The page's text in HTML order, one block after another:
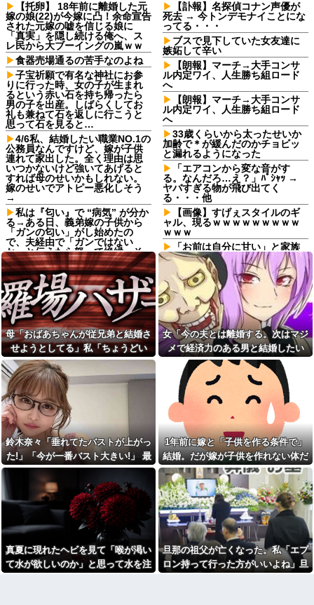
【托卵】 18年前に離婚した元
嫁の娘(22)が今嫁に凸！余命宣告
された元嫁の嘘を信じる娘に
「真実」を隠し続ける俺へ、ス
レ民から大ブーイングの嵐ｗｗ
食器売場通るの苦手なのよね
子宝祈願で有名な神社にお参
りに行った時、女の子が生まれ
るという赤い石を持ち帰ったら
男の子を出産。しばらくしてお
礼も兼ねて石を返しに行こうと
思って石を見ると…
4/6私、結婚したい職業NO.1の
公務員なんですけど、嫁が子供
連れて家出した。全く理由は思
いつかないけど強いてあげると
すれば母のせいかもしれない。
嫁のせいでアトピー悪化しそう
→
私は『匂い』で “病気” が分か
る→ある日、義弟嫁の子供から
「ガンの匂い」がし始めたの
で、夫経由で「ガンではない
か」と伝えたら怒って絶縁、そ
の結果・・・
出張から帰ったら、嫁の顔が
青ざめていた。俺「一体何があ
ったんだ？」嫁「…」→子供た
ちに話を聞くと…
アルバイトの教育で悩んで
る。その人はマニュアルを暗記
して機械のように繰り返すロボ
ットタイプ
トメ「里帰りは？実家は？う
ちに来る？」私「全部気遣って
くれてるのは分かるけど…」→
善意だからこそ断れなくて…
野球部の中学生男子です。他
人の物を壊したくないのに壊し
てしまいます
SCでとうとうセコケチに遭遇
した。荷物持って「家まで送っ
てくれない」って言ってきて...
【後編】結婚直後に祖父が亡
くなり落ち込んでたら嫁に「い
つまでくよくよしてるの？」と
言われた。お義父さんやお義母
さんの負担もなくなったし良か
ったと...
賃貸物件を内覧中、ベランダ
に出たら突然ゾワッと両腕に鳥
肌が出た。「やっぱりこの部屋
嫌だ」と思った瞬間、体が前に
【訃報】名探偵コナン声優が
死去 → 今トンデモナイことにな
ってる・・・
ブスで見下していた女友達に
嫉妬して辛い
【朗報】マーチ→大手コンサ
ル内定ワイ、人生勝ち組ロード
へ
【朗報】マーチ→大手コンサ
ル内定ワイ、人生勝ち組ロード
へ
33歳くらいから太ったせいか
加齢で＊が緩んだのかチョビッ
と漏れるようになった
「エアコンから変な音がす
る。なんだろ…え？」ﾊﾟｼｬｯ →
ヤバすぎる物が飛び出てく
る・・・他
【画像】すげぇスタイルのギ
ャル、現るｗｗｗｗｗｗｗｗｗ
ｗｗｗ
「お前は自分に甘い」と家族
に責められ育った私…３０歳の
時、真夏に重度の熱中症で救急
搬送された結果→会社の人たち
から叩きつけられた「衝撃の事
実」に絶句
「お前は自分に甘い」と家族
に責められ育った私…３０歳の
時、真夏に重度の熱中症で救急
搬送された結果→会社の人たち
から叩きつけられた「衝撃の事
実」に絶句
会社の仲良しメンバーで忘年
会をした。社員Ａ「呼ばれてな
い！」私（なぜ今年も呼ばれる
と思うのか…）→ Ａは『食べ
物』になると豹変・・・
【修羅場】不妊と判明した
夫、前妻の娘に「実の子じゃな
い！」と訴えた結果ｗｗｗｗ
33歳くらいから太ったせいか
加齢で＊が緩んだのかチョビッ
と漏れるようになった
【怒り】婚約者が直属の上司
と浮気発覚！会社を辞めるハメ
になった件www
33歳くらいから太ったせいか
加齢で＊が緩んだのかチョビッ
と漏れるようになった
相手がどんなパイプ持ってい
るかも知れないのに…
母「おばあちゃんが従兄弟と結婚さ
せようとしてる」私「ちょうどい
い、その話利用するわ」→3日後に
まさかの展開…
女「今の夫とは離婚する。次はマジ
メで経済力のある男と結婚したい
な」私「幸せになってね！」→産科
の授乳室で出会った女性のその後
鈴木奈々「垂れてたバストが上がっ
た!」「今が一番バスト大きい!」 最
新の身長・体重も報告
1年前に嫁と「子供を作る条件で」
結婚。だが嫁が子供を作れない体だ
と知ったので離婚へ。
真夏に現れたヘビを見て「喉が渇い
て水が欲しいのか」と思って水を注
旦那の祖父が亡くなった。私「エプ
ロン持って行った方がいいよね」旦